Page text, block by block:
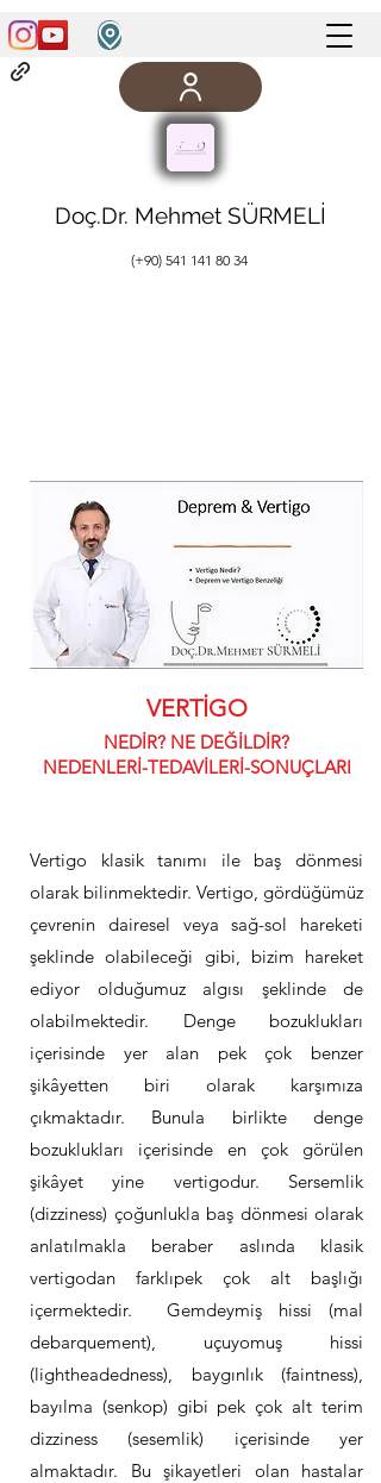
Doç.Dr. Mehmet SÜRMELİ
(+90) 541 141 80 34
VERTİGO
NEDİR? NE DEĞİLDİR?
NEDENLERİ-TEDAVİLERİ-SONUÇLARI
Vertigo klasik tanımı ile baş dönmesi
olarak bilinmektedir. Vertigo, gördüğümüz
çevrenin dairesel veya sağ-sol hareketi
şeklinde olabileceği gibi, bizim hareket
ediyor olduğumuz algısı şeklinde de
olabilmektedir. Denge bozuklukları
içerisinde yer alan pek çok benzer
şikâyetten biri olarak karşımıza
çıkmaktadır. Bunula birlikte denge
bozuklukları içerisinde en çok görülen
şikâyet yine vertigodur. Sersemlik
(dizziness) çoğunlukla baş dönmesi olarak
anlatılmakla beraber aslında klasik
vertigodan farklıpek çok alt başlığı
içermektedir. Gemdeymiş hissi (mal
debarquement), uçuyomuş hissi
(lightheadedness), baygınlık (faintness),
bayılma (senkop) gibi pek çok alt terim
dizziness (sesemlik) içerisinde yer
almaktadır. Bu şikayetleri olan hastalar